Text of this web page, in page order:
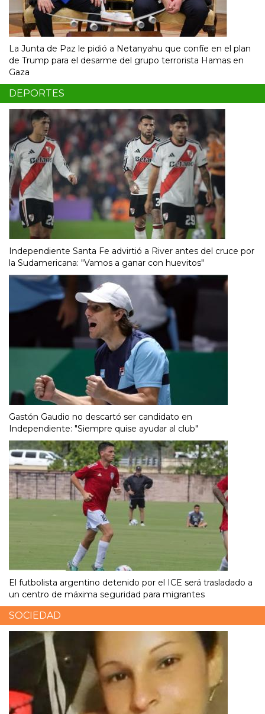
La Junta de Paz le pidió a Netanyahu que confíe en el plan
de Trump para el desarme del grupo terrorista Hamas en
Gaza
DEPORTES
Independiente Santa Fe advirtió a River antes del cruce por
la Sudamericana: "Vamos a ganar con huevitos"
Gastón Gaudio no descartó ser candidato en
Independiente: "Siempre quise ayudar al club"
El futbolista argentino detenido por el ICE será trasladado a
un centro de máxima seguridad para migrantes
SOCIEDAD